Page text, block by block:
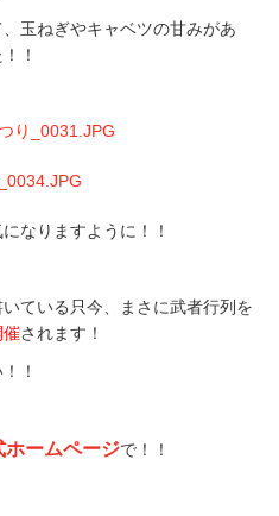
、玉ねぎやキャベツの甘みがあ
！
なりますように！！
ている只今、まさに武者行列を
催されます！
！
ホームページで！！